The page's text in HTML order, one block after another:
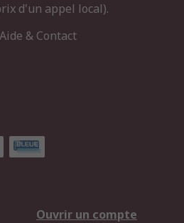
d'un appel local).
& Contact
Ouvrir un compte